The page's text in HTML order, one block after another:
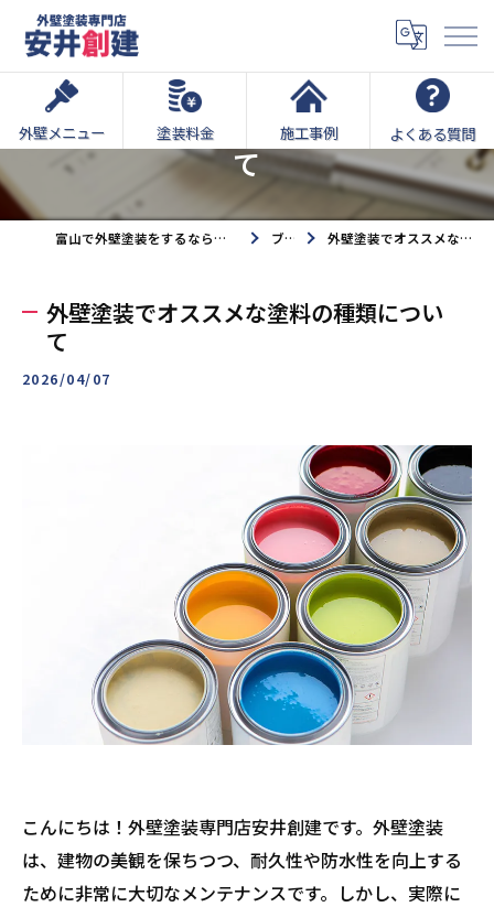
外壁メニュー 塗装料金 施工事例 よくある質問
外壁塗装でオススメな種類につい
て
富山で外壁塗装をするなら外壁塗装専門店安井創建へ ブログ 外壁塗装でオススメな塗料の種類について
外壁塗装でオススメな塗料の種類につい
て
2026/04/07
こんにちは！外壁塗装専門店安井創建です。外壁塗装
は、建物の美観を保ちつつ、耐久性や防水性を向上する
ために非常に大切なメンテナンスです。しかし、実際に